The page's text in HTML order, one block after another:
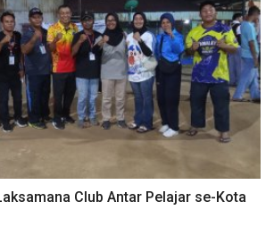
Club Antar Pelajar se-Kota